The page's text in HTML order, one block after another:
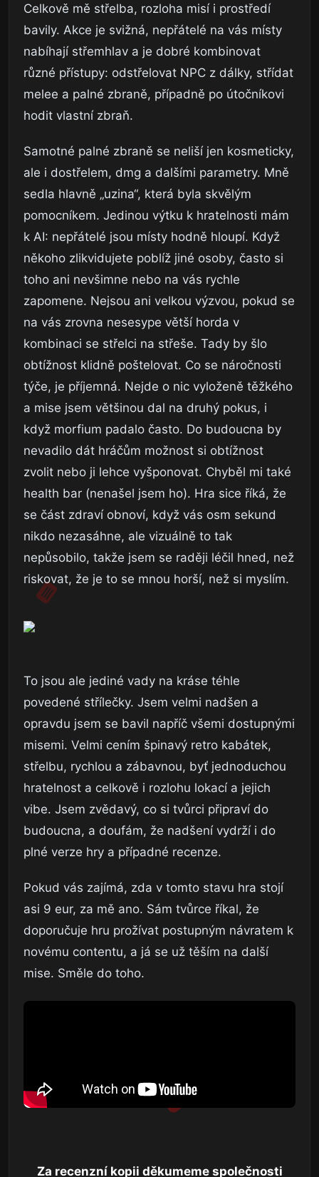
Celkově mě střelba, rozloha misí i prostředí
bavily. Akce je svižná, nepřátelé na vás místy
nabíhají střemhlav a je dobré kombinovat
různé přístupy: odstřelovat NPC z dálky, střídat
melee a palné zbraně, případně po útočníkovi
hodit vlastní zbraň.
Samotné palné zbraně se neliší jen kosmeticky,
ale i dostřelem, dmg a dalšími parametry. Mně
sedla hlavně „uzina“, která byla skvělým
pomocníkem. Jedinou výtku k hratelnosti mám
k AI: nepřátelé jsou místy hodně hloupí. Když
někoho zlikvidujete poblíž jiné osoby, často si
toho ani nevšimne nebo na vás rychle
zapomene. Nejsou ani velkou výzvou, pokud se
na vás zrovna nesesype větší horda v
kombinaci se střelci na střeše. Tady by šlo
obtížnost klidně poštelovat. Co se náročnosti
týče, je příjemná. Nejde o nic vyloženě těžkého
a mise jsem většinou dal na druhý pokus, i
když morfium padalo často. Do budoucna by
nevadilo dát hráčům možnost si obtížnost
zvolit nebo ji lehce vyšponovat. Chyběl mi také
health bar (nenašel jsem ho). Hra sice říká, že
se část zdraví obnoví, když vás osm sekund
nikdo nezasáhne, ale vizuálně to tak
nepůsobilo, takže jsem se raději léčil hned, než
riskovat, že je to se mnou horší, než si myslím.
To jsou ale jediné vady na kráse téhle
povedené střílečky. Jsem velmi nadšen a
opravdu jsem se bavil napříč všemi dostupnými
misemi. Velmi cením špinavý retro kabátek,
střelbu, rychlou a zábavnou, byť jednoduchou
hratelnost a celkově i rozlohu lokací a jejich
vibe. Jsem zvědavý, co si tvůrci připraví do
budoucna, a doufám, že nadšení vydrží i do
plné verze hry a případné recenze.
Pokud vás zajímá, zda v tomto stavu hra stojí
asi 9 eur, za mě ano. Sám tvůrce říkal, že
doporučuje hru prožívat postupným návratem k
novému contentu, a já se už těším na další
mise. Směle do toho.
Za recenzní kopii děkumeme společnosti